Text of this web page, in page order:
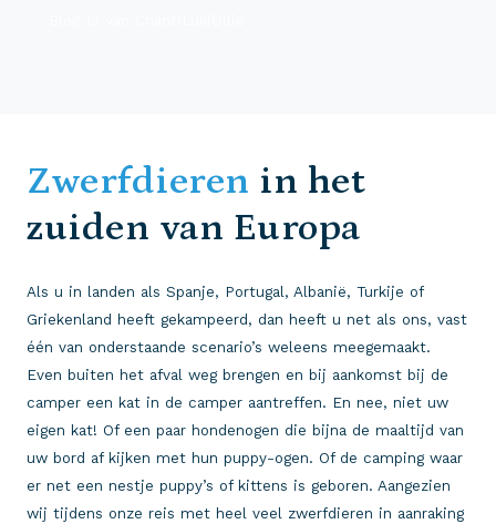
Zwerfdieren in het
zuiden van Europa
Als u in landen als Spanje, Portugal, Albanië, Turkije of
Griekenland heeft gekampeerd, dan heeft u net als ons, vast
één van onderstaande scenario’s weleens meegemaakt.
Even buiten het afval weg brengen en bij aankomst bij de
camper een kat in de camper aantreffen. En nee, niet uw
eigen kat! Of een paar hondenogen die bijna de maaltijd van
uw bord af kijken met hun puppy-ogen. Of de camping waar
er net een nestje puppy’s of kittens is geboren. Aangezien
wij tijdens onze reis met heel veel zwerfdieren in aanraking